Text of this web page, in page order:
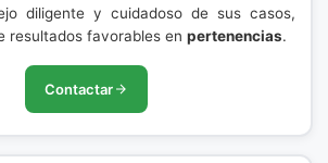
diligente y cuidadoso de sus casos,
resultados favorables en pertenencias.
Contactar